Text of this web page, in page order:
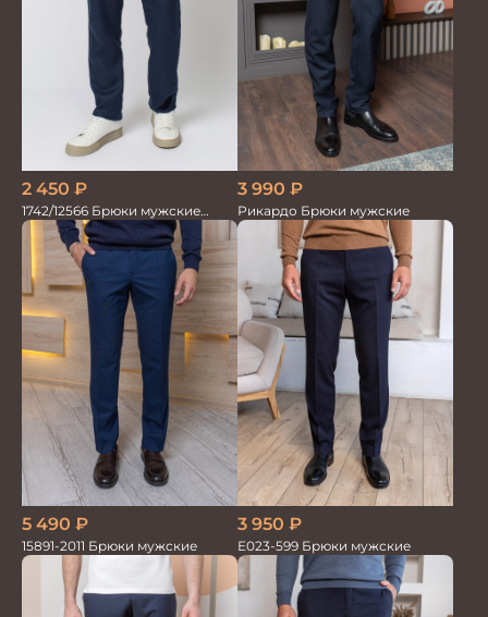
2 450 ₽
1742/12566 Брюки мужские
100%лён т.синие
3 990 ₽
Рикардо Брюки мужские
5 490 ₽
15891-2011 Брюки мужские
3 950 ₽
Е023-599 Брюки мужские